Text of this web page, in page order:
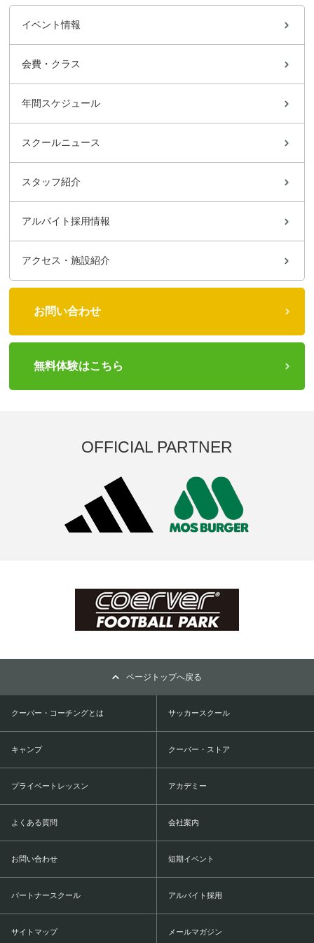
イベント情報
会費・クラス
年間スケジュール
スクールニュース
スタッフ紹介
アルバイト採用情報
アクセス・施設紹介
お問い合わせ
無料体験はこちら
OFFICIAL PARTNER
ページトップへ戻る
クーバー・コーチングとは サッカースクール
キャンプ クーバー・ストア
プライベートレッスン アカデミー
よくある質問 会社案内
お問い合わせ 短期イベント
パートナースクール アルバイト採用
サイトマップ メールマガジン